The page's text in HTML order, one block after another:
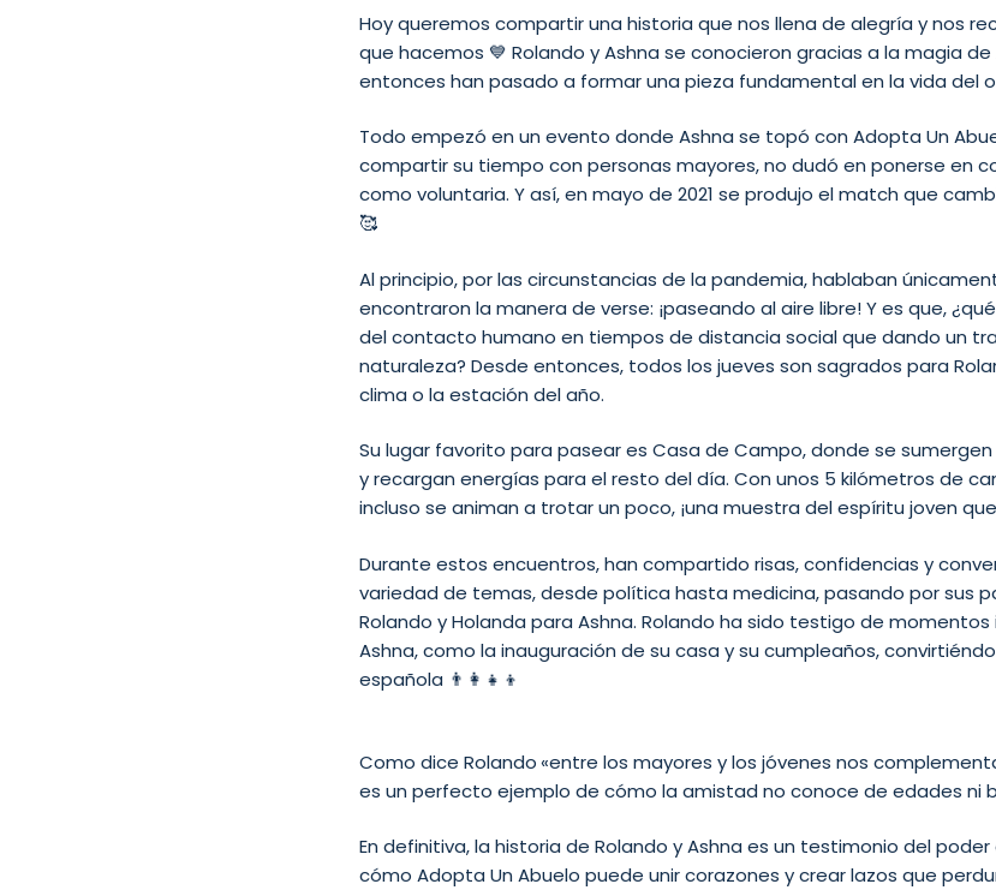
Hoy queremos compartir una historia que nos llena de alegría y nos
que hacemos 💙 Rolando y Ashna se conocieron gracias a la magia
entonces han pasado a formar una pieza fundamental en la vida del
Todo empezó en un evento donde Ashna se topó con Adopta Un
compartir su tiempo con personas mayores, no dudó en ponerse en
como voluntaria. Y así, en mayo de 2021 se produjo el match que
🥰
Al principio, por las circunstancias de la pandemia, hablaban
encontraron la manera de verse: ¡paseando al aire libre! Y es que,
del contacto humano en tiempos de distancia social que dando un
naturaleza? Desde entonces, todos los jueves son sagrados para
clima o la estación del año.
Su lugar favorito para pasear es Casa de Campo, donde se
y recargan energías para el resto del día. Con unos 5 kilómetros de
incluso se animan a trotar un poco, ¡una muestra del espíritu joven
Durante estos encuentros, han compartido risas, confidencias y
variedad de temas, desde política hasta medicina, pasando por sus
Rolando y Holanda para Ashna. Rolando ha sido testigo de
Ashna, como la inauguración de su casa y su cumpleaños,
española 👨‍👩‍👧‍👦
Como dice Rolando «entre los mayores y los jóvenes nos
es un perfecto ejemplo de cómo la amistad no conoce de edades ni
En definitiva, la historia de Rolando y Ashna es un testimonio del
cómo Adopta Un Abuelo puede unir corazones y crear lazos que